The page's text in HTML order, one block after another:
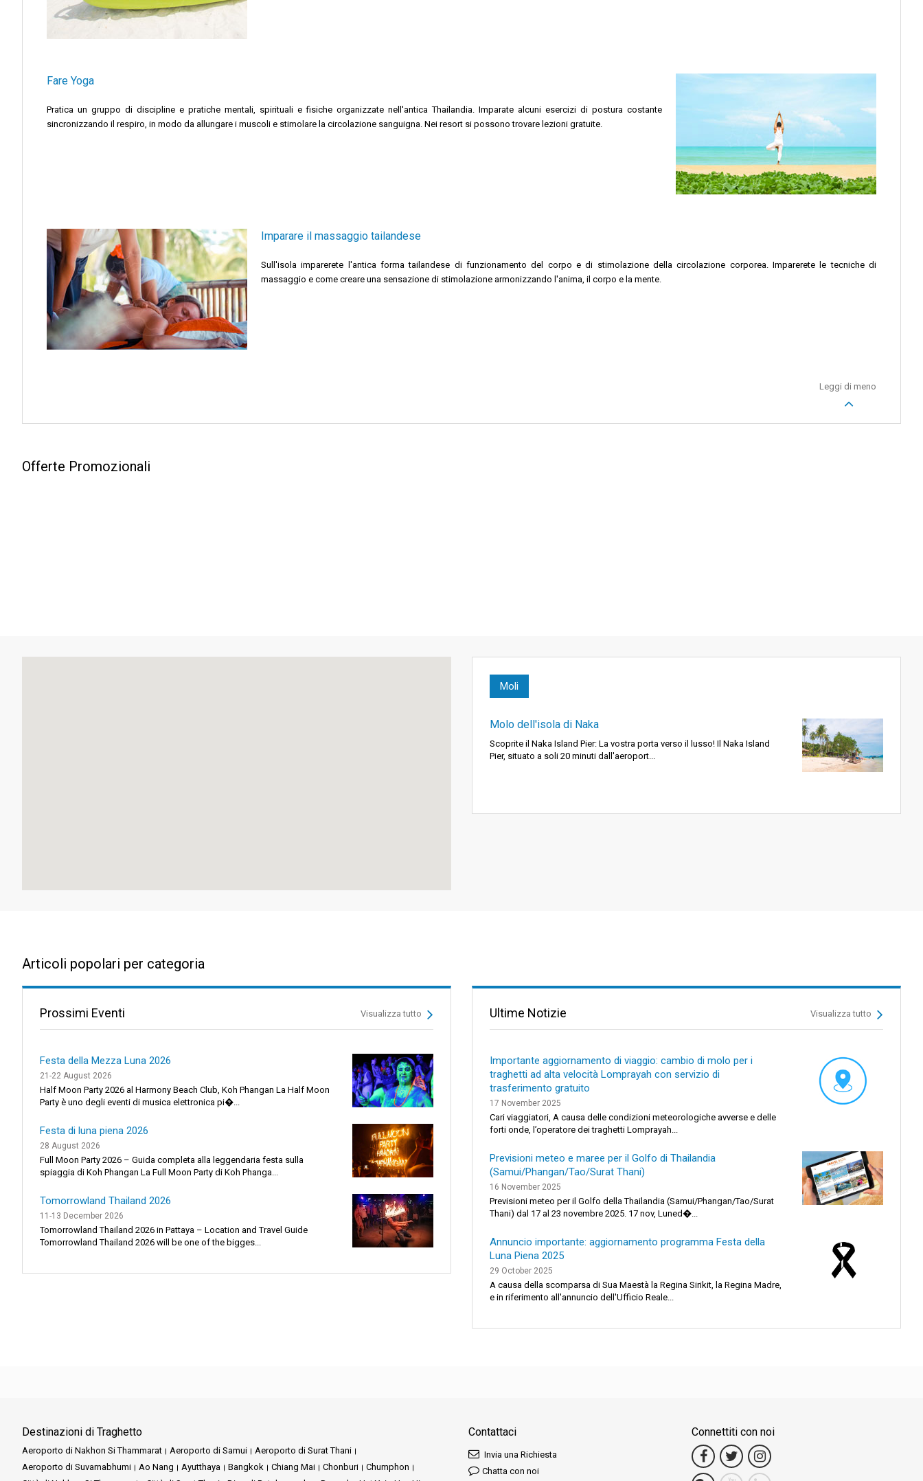
Fare Yoga
Pratica un gruppo di discipline e pratiche mentali, spirituali e fisiche organizzate nell'antica Thailandia. Imparate alcuni esercizi di postura costante
sincronizzando il respiro, in modo da allungare i muscoli e stimolare la circolazione sanguigna. Nei resort si possono trovare lezioni gratuite.
Imparare il massaggio tailandese
Sull'isola imparerete l'antica forma tailandese di funzionamento del corpo e di stimolazione della circolazione corporea. Imparerete le tecniche di
massaggio e come creare una sensazione di stimolazione armonizzando l'anima, il corpo e la mente.
Leggi di meno
Offerte Promozionali
Moli
Molo dell'isola di Naka
Scoprite il Naka Island Pier: La vostra porta verso il lusso! Il Naka Island
Pier, situato a soli 20 minuti dall'aeroport...
Articoli popolari per categoria
Prossimi Eventi Visualizza tutto
Festa della Mezza Luna 2026
21-22 August 2026
Half Moon Party 2026 al Harmony Beach Club, Koh Phangan La Half Moon
Party è uno degli eventi di musica elettronica pi�...
Festa di luna piena 2026
28 August 2026
Full Moon Party 2026 – Guida completa alla leggendaria festa sulla
spiaggia di Koh Phangan La Full Moon Party di Koh Phanga...
Tomorrowland Thailand 2026
11-13 December 2026
Tomorrowland Thailand 2026 in Pattaya – Location and Travel Guide
Tomorrowland Thailand 2026 will be one of the bigges...
Ultime Notizie Visualizza tutto
Importante aggiornamento di viaggio: cambio di molo per i
traghetti ad alta velocità Lomprayah con servizio di
trasferimento gratuito
17 November 2025
Cari viaggiatori, A causa delle condizioni meteorologiche avverse e delle
forti onde, l’operatore dei traghetti Lomprayah...
Previsioni meteo e maree per il Golfo di Thailandia
(Samui/Phangan/Tao/Surat Thani)
16 November 2025
Previsioni meteo per il Golfo della Thailandia (Samui/Phangan/Tao/Surat
Thani) dal 17 al 23 novembre 2025. 17 nov, Luned�...
Annuncio importante: aggiornamento programma Festa della
Luna Piena 2025
29 October 2025
A causa della scomparsa di Sua Maestà la Regina Sirikit, la Regina Madre,
e in riferimento all'annuncio dell'Ufficio Reale...
Destinazioni di Traghetto
Aeroporto di Nakhon Si Thammarat Aeroporto di Samui
Aeroporto di Surat Thani
Aeroporto di Suvarnabhumi
Ao Nang Ayutthaya Bangkok Chiang Mai Chonburi
Chumphon
Contattaci
Invia una Richiesta
Chatta con noi
Connettiti con noi